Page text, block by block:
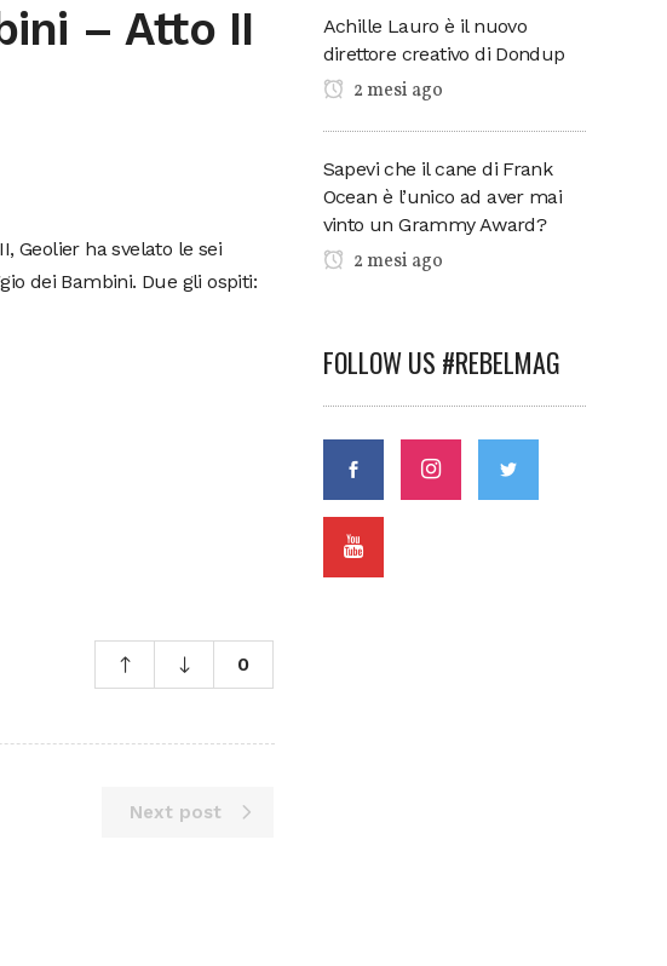
– Atto II
Geolier ha svelato le sei
dei Bambini. Due gli ospiti:
0
Next post
Achille Lauro è il nuovo
direttore creativo di Dondup
2 mesi ago
Sapevi che il cane di Frank
Ocean è l’unico ad aver mai
vinto un Grammy Award?
2 mesi ago
FOLLOW US #REBELMAG